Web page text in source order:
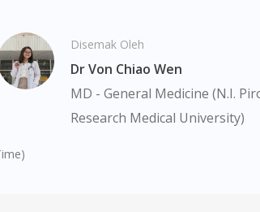
Singapore
redirect me
Disemak Oleh
Dr Von Chiao Wen
MD - General Medicine (N.I.
Research Medical University)